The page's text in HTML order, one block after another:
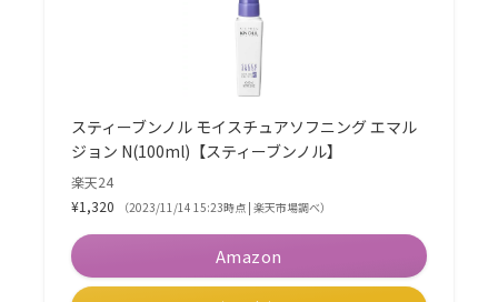
スティーブンノル モイスチュアソフニング エマル
ジョン N(100ml)【スティーブンノル】
楽天24
¥1,320
（2023/11/14 15:23時点 | 楽天市場調べ）
Amazon